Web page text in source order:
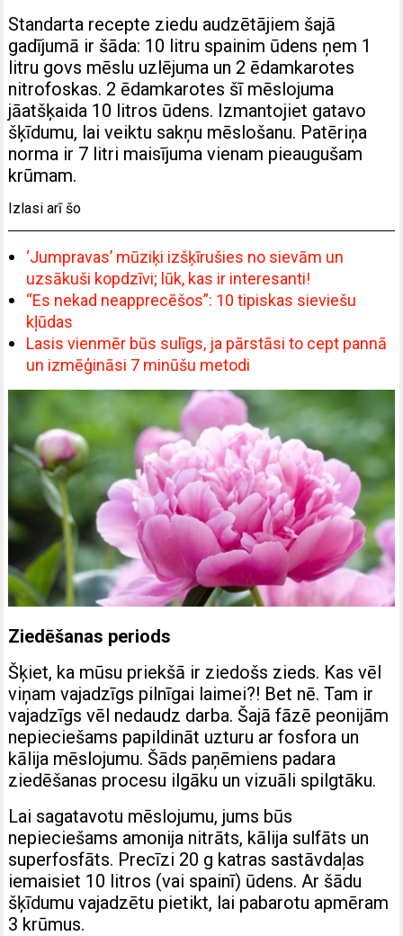
Standarta recepte ziedu audzētājiem šajā
gadījumā ir šāda: 10 litru spainim ūdens ņem 1
litru govs mēslu uzlējuma un 2 ēdamkarotes
nitrofoskas. 2 ēdamkarotes šī mēslojuma
jāatšķaida 10 litros ūdens. Izmantojiet gatavo
šķīdumu, lai veiktu sakņu mēslošanu. Patēriņa
norma ir 7 litri maisījuma vienam pieaugušam
krūmam.
Izlasi arī šo
‘Jumpravas’ mūziķi izšķīrušies no sievām un
uzsākuši kopdzīvi; lūk, kas ir interesanti!
“Es nekad neapprecēšos”: 10 tipiskas sieviešu
kļūdas
Lasis vienmēr būs sulīgs, ja pārstāsi to cept pannā
un izmēģināsi 7 minūšu metodi
Ziedēšanas periods
Šķiet, ka mūsu priekšā ir ziedošs zieds. Kas vēl
viņam vajadzīgs pilnīgai laimei?! Bet nē. Tam ir
vajadzīgs vēl nedaudz darba. Šajā fāzē peonijām
nepieciešams papildināt uzturu ar fosfora un
kālija mēslojumu. Šāds paņēmiens padara
ziedēšanas procesu ilgāku un vizuāli spilgtāku.
Lai sagatavotu mēslojumu, jums būs
nepieciešams amonija nitrāts, kālija sulfāts un
superfosfāts. Precīzi 20 g katras sastāvdaļas
iemaisiet 10 litros (vai spainī) ūdens. Ar šādu
šķīdumu vajadzētu pietikt, lai pabarotu apmēram
3 krūmus.